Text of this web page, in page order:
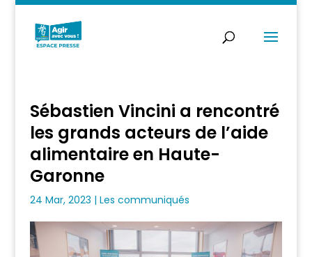
Sébastien Vincini a rencontré
les grands acteurs de l’aide
alimentaire en Haute-
Garonne
24 Mar, 2023 | Les communiqués